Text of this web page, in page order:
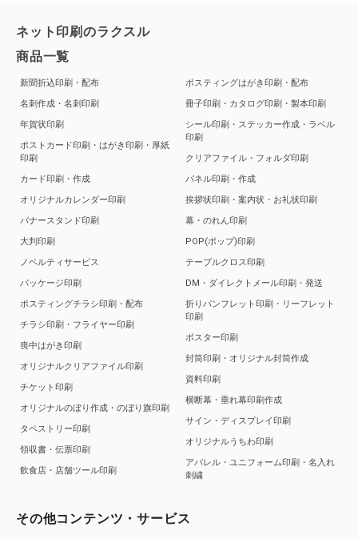
ネット印刷のラクスル
商品一覧
新聞折込印刷・配布
名刺作成・名刺印刷
年賀状印刷
ポストカード印刷・はがき印刷・厚紙
印刷
カード印刷・作成
オリジナルカレンダー印刷
バナースタンド印刷
大判印刷
ノベルティサービス
パッケージ印刷
ポスティングチラシ印刷・配布
チラシ印刷・フライヤー印刷
喪中はがき印刷
オリジナルクリアファイル印刷
チケット印刷
オリジナルのぼり作成・のぼり旗印刷
タペストリー印刷
領収書・伝票印刷
飲食店・店舗ツール印刷
ポスティングはがき印刷・配布
冊子印刷・カタログ印刷・製本印刷
シール印刷・ステッカー作成・ラベル
印刷
クリアファイル・フォルダ印刷
パネル印刷・作成
挨拶状印刷・案内状・お礼状印刷
幕・のれん印刷
POP(ポップ)印刷
テーブルクロス印刷
DM・ダイレクトメール印刷・発送
折りパンフレット印刷・リーフレット
印刷
ポスター印刷
封筒印刷・オリジナル封筒作成
資料印刷
横断幕・垂れ幕印刷作成
サイン・ディスプレイ印刷
オリジナルうちわ印刷
アパレル・ユニフォーム印刷・名入れ
刺繍
その他コンテンツ・サービス